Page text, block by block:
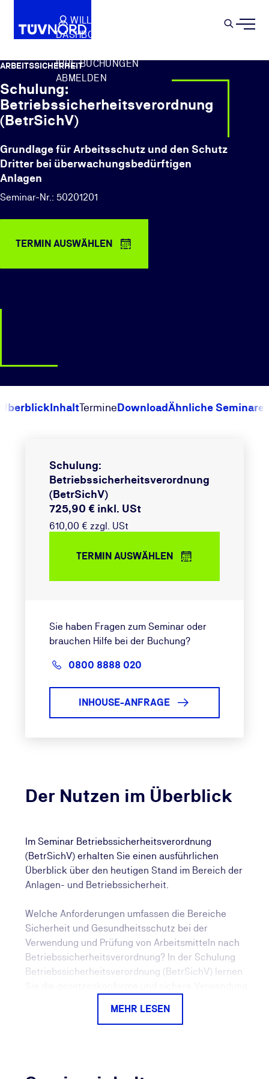
Springe zum Hauptinhalt
WILLKOMMEN
DASHBOARD
IHRE BUCHUNGEN
ABMELDEN
ARBEITSSICHERHEIT
Schulung:
Betriebssicherheitsverordnung
(BetrSichV)
Grundlage für Arbeitsschutz und den Schutz
Dritter bei überwachungsbedürftigen
Anlagen
Seminar-Nr.: 50201201
TERMIN AUSWÄHLEN
ÜberblickInhaltTermineDownloadÄhnliche Seminare
Der Nutzen im Überblick
Im Seminar Betriebssicherheitsverordnung
(BetrSichV) erhalten Sie einen ausführlichen
Überblick über den heutigen Stand im Bereich der
Anlagen- und Betriebssicherheit.
Welche Anforderungen umfassen die Bereiche
Sicherheit und Gesundheitsschutz bei der
Verwendung und Prüfung von Arbeitsmitteln nach
Betriebssicherheitsverordnung? In der Schulung
Betriebssicherheitsverordnung (BetrSichV) lernen
MEHR LESEN
Schulung:
Betriebssicherheitsverordnung
(BetrSichV)
725,90 € inkl. USt
610,00 € zzgl. USt
TERMIN AUSWÄHLEN
Sie haben Fragen zum Seminar oder
brauchen Hilfe bei der Buchung?
0800 8888 020
INHOUSE-ANFRAGE